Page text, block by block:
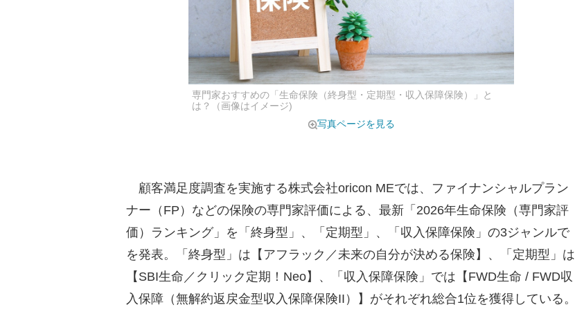
専門家おすすめの「生命保険（終身型・定期型・収入保障保険）」と
は？（画像はイメージ)
写真ページを見る
顧客満足度調査を実施する株式会社oricon MEでは、ファイナンシャルプラン
ナー（FP）などの保険の専門家評価による、最新「2026年生命保険（専門家評
価）ランキング」を「終身型」、「定期型」、「収入保障保険」の3ジャンルで
を発表。「終身型」は【アフラック／未来の自分が決める保険】、「定期型」は
【SBI生命／クリック定期！Neo】、「収入保障保険」では【FWD生命 / FWD収
入保障（無解約返戻金型収入保障保険II）】がそれぞれ総合1位を獲得している。